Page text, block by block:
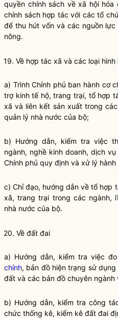
quyền chính sách về xã hội
chính sách hợp tác với các tổ
để thu hút vốn và các nguồn
nông.
19. Về hợp tác xã và các loại
a) Trình Chính phủ ban hành cơ
trợ kinh tế hộ, trang trại, tổ hợp
xã và liên kết sản xuất trong
quản lý nhà nước của bộ;
b) Hướng dẫn, kiểm tra việc
ngành, nghề kinh doanh, dịch
Chính phủ quy định và xử lý
c)Chỉ đạo, hướng dẫn về tổ hợp
xã, trang trại trong các ngành,
nhà nước của bộ.
20. Về đất đai
a) Hướng dẫn, kiểm tra việc
chính, bản đồ hiện trạng sử
đất và các bản đồ chuyên
b) Hướng dẫn, kiểm tra công
chức thống kê, kiểm kê đất đai